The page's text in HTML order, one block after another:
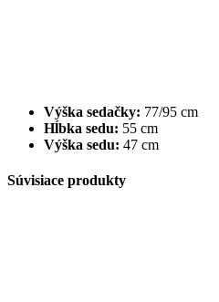
Výška sedačky: 77/95 cm
Hĺbka sedu: 55 cm
Výška sedu: 47 cm
Súvisiace produkty